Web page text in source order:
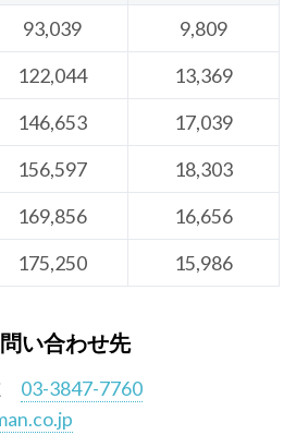
93,039
9,809
122,044
13,369
146,653
17,039
156,597
18,303
169,856
16,656
175,250 15,986
い合わせ先
03-3847-7760